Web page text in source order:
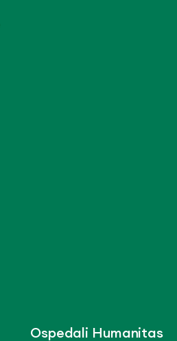
Ospedali Humanitas